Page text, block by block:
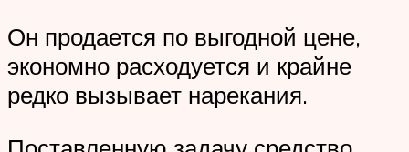
Он продается по выгодной цене,
экономно расходуется и крайне
редко вызывает нарекания.